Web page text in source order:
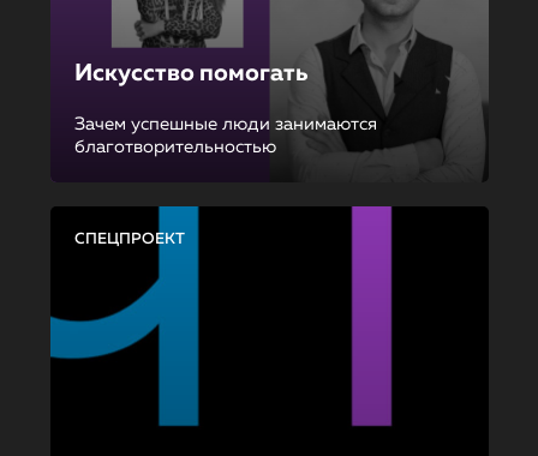
Искусство помогать
Зачем успешные люди занимаются
благотворительностью
СПЕЦПРОЕКТ